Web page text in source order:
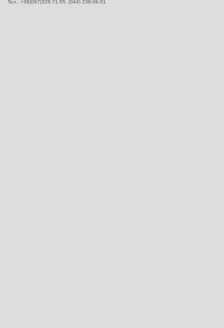
Тел.: +38(067)328-71-55, (044) 238-06-01